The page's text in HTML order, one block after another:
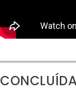
CONCLUÍDA